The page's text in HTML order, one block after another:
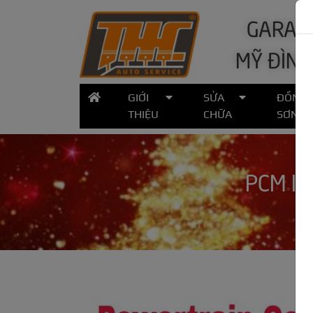
GARA
MỸ ĐÌNH
GIỚI
THIỆU
SỬA
CHỮA
ĐỒNG
SƠN
PCM